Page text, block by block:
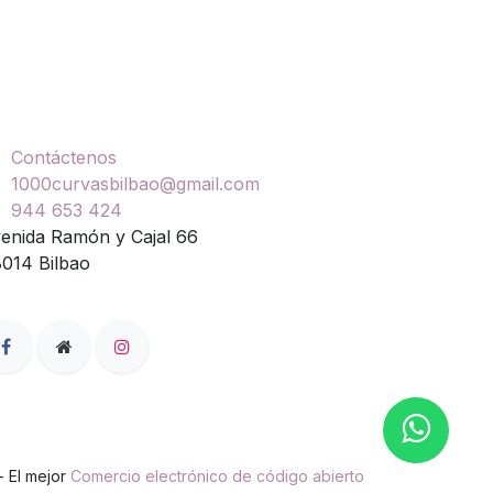
Contáctenos
1000curvasbilbao@gmail.com
944 653 424
Ramón y Cajal 66
Bilbao
El mejor Comercio electrónico de código abierto